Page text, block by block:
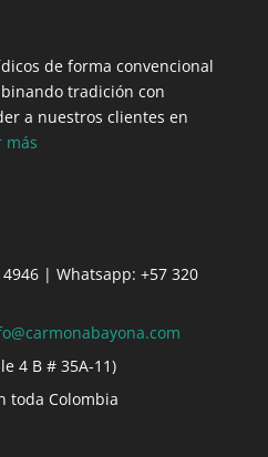
de forma convencional
tradición con
a nuestros clientes en
más
| Whatsapp: +57 320
4 B # 35A-11)
toda Colombia